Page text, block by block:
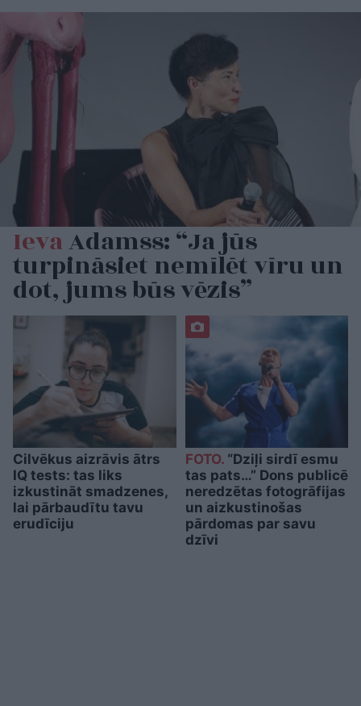
IevaAdamss: “Ja jūs
turpināsiet nemīlēt vīru un
dot, jums būs vēzis”
Cilvēkus aizrāvis ātrs
IQ tests: tas liks
izkustināt smadzenes,
lai pārbaudītu tavu
erudīciju
FOTO.“Dziļi sirdī esmu
tas pats…” Dons publicē
neredzētas fotogrāfijas
un aizkustinošas
pārdomas par savu
dzīvi